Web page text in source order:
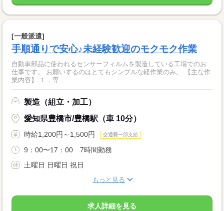
[一般派遣]
手順通りで安心♪未経験歓迎のモクモク作業
自動車部品に使われるセンサーフィルムを製造している工場でのお
仕事です。 お願いするのはとてもシンプルな軽作業のみ。 【主な作
業内容】 １．専...
製造（組立・加工）
愛知県豊橋市/豊橋駅（車 10分）
時給1,200円～1,500円 交通費一部支給
9：00〜17：00 7時間勤務
土曜日 日曜日 祝日
もっと見る
求人詳細を見る